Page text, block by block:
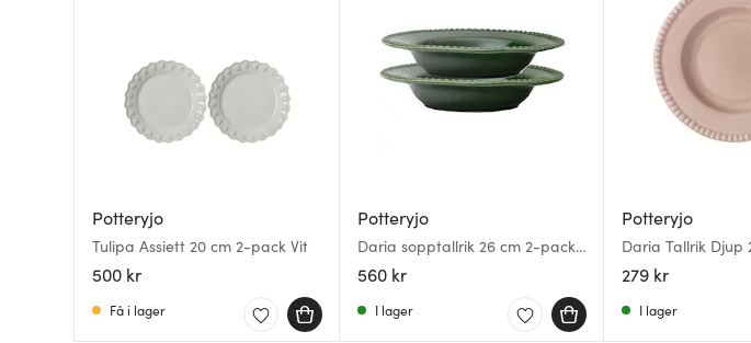
Potteryjo
Tulipa Assiett 20 cm 2-pack Vit
500 kr
Få i lager
Potteryjo
Daria sopptallrik 26 cm 2-pack
moss
560 kr
I lager
Potteryjo
Daria Tallrik Djup
Accolade
279 kr
I lager